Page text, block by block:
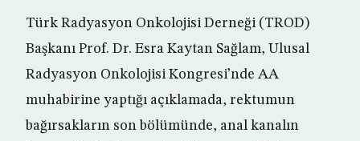
Türk Radyasyon Onkolojisi Derneği (TROD)
Başkanı Prof. Dr. Esra Kaytan Sağlam, Ulusal
Radyasyon Onkolojisi Kongresi’nde AA
muhabirine yaptığı açıklamada, rektumun
bağırsakların son bölümünde, anal kanalın